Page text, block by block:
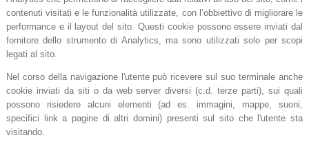
contenuti visitati e le funzionalità utilizzate, con l’obbiettivo di migliorare le
performance e il layout del sito. Questi cookie possono essere inviati dal
fornitore dello strumento di Analytics, ma sono utilizzati solo per scopi
legati al sito.
Nel corso della navigazione l'utente può ricevere sul suo terminale anche
cookie inviati da siti o da web server diversi (c.d. terze parti), sui quali
possono risiedere alcuni elementi (ad es. immagini, mappe, suoni,
specifici link a pagine di altri domini) presenti sul sito che l'utente sta
visitando.